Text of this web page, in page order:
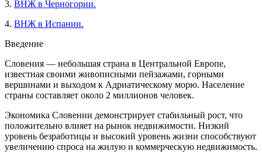
3. ВНЖ в Черногории.
4. ВНЖ в Испании.
Введение
Словения — небольшая страна в Центральной Европе,
известная своими живописными пейзажами, горными
вершинами и выходом к Адриатическому морю. Население
страны составляет около 2 миллионов человек.
Экономика Словении демонстрирует стабильный рост, что
положительно влияет на рынок недвижимости. Низкий
уровень безработицы и высокий уровень жизни способствуют
увеличению спроса на жилую и коммерческую недвижимость.